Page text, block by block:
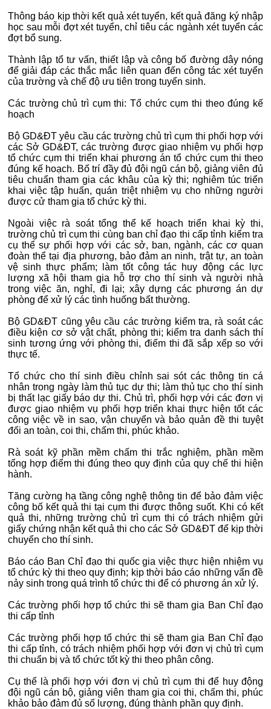
Thông báo kịp thời kết quả xét tuyển, kết quả đăng ký nhập
học sau mỗi đợt xét tuyển, chỉ tiêu các ngành xét tuyển các
đợt bổ sung.
Thành lập tổ tư vấn, thiết lập và công bố đường dây nóng
để giải đáp các thắc mắc liên quan đến công tác xét tuyển
của trường và chế độ ưu tiên trong tuyển sinh.
Các trường chủ trì cụm thi: Tổ chức cụm thi theo đúng kế
hoạch
Bộ GD&ĐT yêu cầu các trường chủ trì cụm thi phối hợp với
các Sở GD&ĐT, các trường được giao nhiệm vụ phối hợp
tổ chức cụm thi triển khai phương án tổ chức cụm thi theo
đúng kế hoạch. Bố trí đầy đủ đội ngũ cán bộ, giảng viên đủ
tiêu chuẩn tham gia các khâu của kỳ thi; nghiêm túc triển
khai việc tập huấn, quán triệt nhiệm vụ cho những người
được cử tham gia tổ chức kỳ thi.
Ngoài việc rà soát tổng thể kế hoạch triển khai kỳ thi,
trường chủ trì cụm thi cùng ban chỉ đạo thi cấp tỉnh kiểm tra
cụ thể sự phối hợp với các sở, ban, ngành, các cơ quan
đoàn thể tại địa phương, bảo đảm an ninh, trật tự, an toàn
vệ sinh thực phẩm; làm tốt công tác huy động các lực
lượng xã hội tham gia hỗ trợ cho thí sinh và người nhà
trong việc ăn, nghỉ, đi lại; xây dựng các phương án dự
phòng để xử lý các tình huống bất thường.
Bộ GD&ĐT cũng yêu cầu các trường kiểm tra, rà soát các
điều kiện cơ sở vật chất, phòng thi; kiểm tra danh sách thí
sinh tương ứng với phòng thi, điểm thi đã sắp xếp so với
thực tế.
Tổ chức cho thí sinh điều chỉnh sai sót các thông tin cá
nhân trong ngày làm thủ tục dự thi; làm thủ tục cho thí sinh
bị thất lạc giấy báo dự thi. Chủ trì, phối hợp với các đơn vị
được giao nhiệm vụ phối hợp triển khai thực hiện tốt các
công việc về in sao, vận chuyển và bảo quản đề thi tuyệt
đối an toàn, coi thi, chấm thi, phúc khảo.
Rà soát kỹ phần mềm chấm thi trắc nghiệm, phần mềm
tổng hợp điểm thi đúng theo quy định của quy chế thi hiện
hành.
Tăng cường hạ tầng công nghệ thông tin để bảo đảm việc
công bố kết quả thi tại cụm thi được thông suốt. Khi có kết
quả thi, những trường chủ trì cụm thi có trách nhiệm gửi
giấy chứng nhận kết quả thi cho các Sở GD&ĐT để kịp thời
chuyển cho thí sinh.
Báo cáo Ban Chỉ đạo thi quốc gia việc thực hiện nhiệm vụ
tổ chức kỳ thi theo quy định; kịp thời báo cáo những vấn đề
nảy sinh trong quá trình tổ chức thi để có phương án xử lý.
Các trường phối hợp tổ chức thi sẽ tham gia Ban Chỉ đạo
thi cấp tỉnh
Các trường phối hợp tổ chức thi sẽ tham gia Ban Chỉ đạo
thi cấp tỉnh, có trách nhiệm phối hợp với đơn vị chủ trì cụm
thi chuẩn bị và tổ chức tốt kỳ thi theo phân công.
Cụ thể là phối hợp với đơn vị chủ trì cụm thi để huy động
đội ngũ cán bộ, giảng viên tham gia coi thi, chấm thi, phúc
khảo bảo đảm đủ số lượng, đúng thành phần quy định.